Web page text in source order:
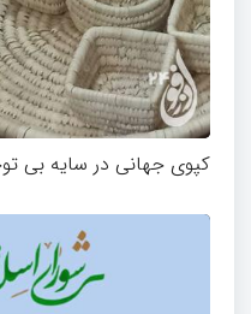
کپوی جهانی در سایه بی